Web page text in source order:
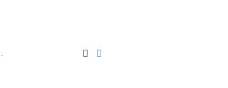
Suche